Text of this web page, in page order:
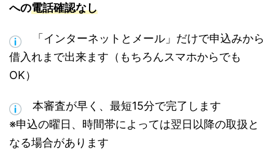
への電話確認なし
「インターネットとメール」だけで申込みから
借入れまで出来ます（もちろんスマホからでも
OK）
本審査が早く、最短15分で完了します
※申込の曜日、時間帯によっては翌日以降の取扱と
なる場合があります